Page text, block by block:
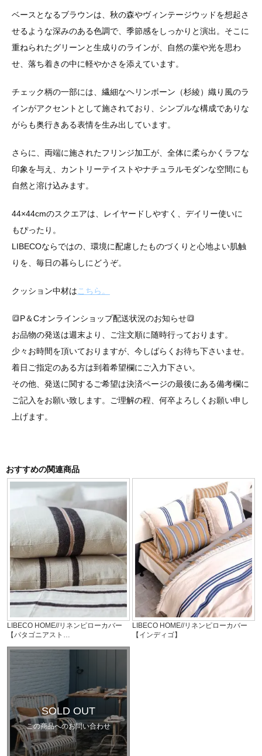
ベースとなるブラウンは、秋の森やヴィンテージウッドを想起さ
せるような深みのある色調で、季節感をしっかりと演出。そこに
重ねられたグリーンと生成りのラインが、自然の葉や光を思わ
せ、落ち着きの中に軽やかさを添えています。
チェック柄の一部には、繊細なヘリンボーン（杉綾）織り風のラ
インがアクセントとして施されており、シンプルな構成でありな
がらも奥行きある表情を生み出しています。
さらに、両端に施されたフリンジ加工が、全体に柔らかくラフな
印象を与え、カントリーテイストやナチュラルモダンな空間にも
自然と溶け込みます。
44×44cmのスクエアは、レイヤードしやすく、デイリー使いに
もぴったり。
LIBECOならではの、環境に配慮したものづくりと心地よい肌触
りを、毎日の暮らしにどうぞ。
クッション中材は こちら。
🔳P＆Cオンラインショップ配送状況のお知らせ🔳
お品物の発送は週末より、ご注文順に随時行っております。
少々お時間を頂いておりますが、今しばらくお待ち下さいませ。
着日ご指定のある方は到着希望欄にご入力下さい。
その他、発送に関するご希望は決済ページの最後にある備考欄に
ご記入をお願い致します。ご理解の程、何卒よろしくお願い申し
上げます。
おすすめの関連商品
LIBECO HOME//リネンピローカバー
【パタゴニアスト…
LIBECO HOME//リネンピローカバー
【インディゴ】
SOLD OUT
この商品へのお問い合わせ